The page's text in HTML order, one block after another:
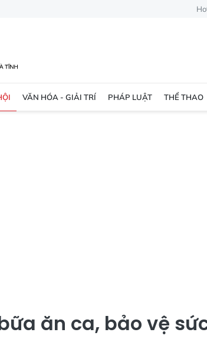
VĂN HÓA - GIẢI TRÍ PHÁP LUẬT THỂ THAO
ăn ca, bảo vệ